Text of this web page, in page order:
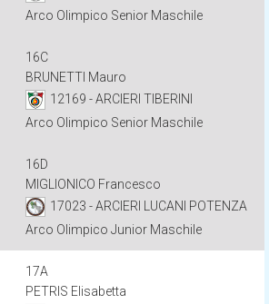
Arco Olimpico Senior Maschile
16C
BRUNETTI Mauro
12169 - ARCIERI TIBERINI
Arco Olimpico Senior Maschile
16D
MIGLIONICO Francesco
17023 - ARCIERI LUCANI POTENZA
Arco Olimpico Junior Maschile
17A
PETRIS Elisabetta